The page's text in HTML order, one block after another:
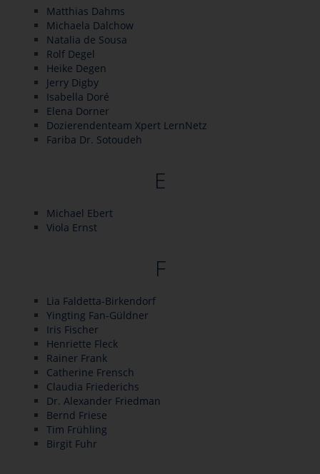
Matthias Dahms
Michaela Dalchow
Natalia de Sousa
Rolf Degel
Heike Degen
Jerry Digby
Isabella Doré
Elena Dorner
Dozierendenteam Xpert LernNetz
Fariba Dr. Sotoudeh
E
Michael Ebert
Viola Ernst
F
Lia Faldetta-Birkendorf
Yingting Fan-Güldner
Iris Fischer
Henriette Fleck
Rainer Frank
Catherine Frensch
Claudia Friederichs
Dr. Alexander Friedman
Bernd Friese
Tim Frühling
Birgit Fuhr